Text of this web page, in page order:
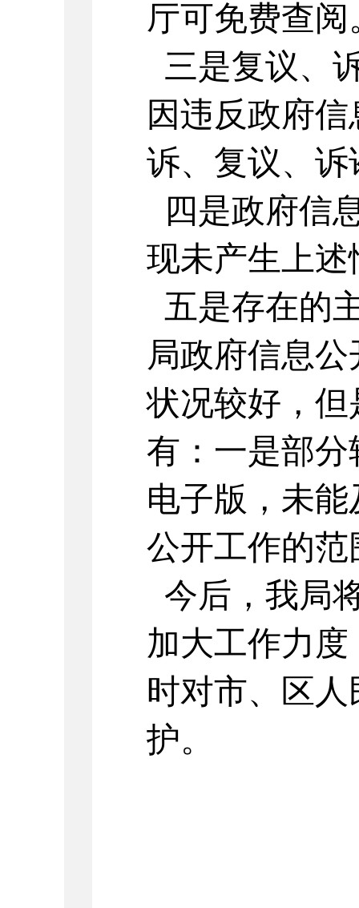
厅可免费查阅
三是复议、
因违反政府
诉、复议、诉
四是政府信
现未产生上述
五是存在的
局政府信息
状况较好，
有：一是部
电子版，未
公开工作的
今后，我局
加大工作力
时对市、区
护。